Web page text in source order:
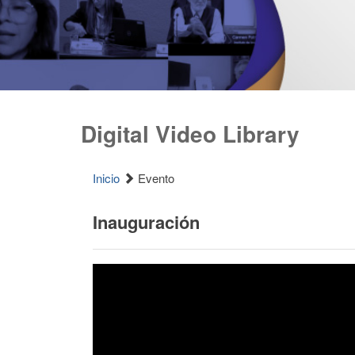
Digital Video Library
Inicio Evento
Inauguración